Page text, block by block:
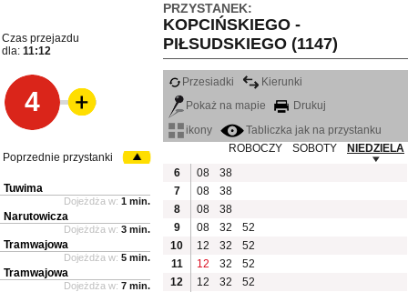
PRZYSTANEK:
KOPCIŃSKIEGO -
PIŁSUDSKIEGO (1147)
Czas przejazdu
dla: 11:12
4
Przesiadki
Kierunki
Pokaż na mapie
Drukuj
ikony
Tabliczka jak na przystanku
ROBOCZY
SOBOTY
NIEDZIELA
6
08
38
7
08
38
8
08
38
9
08 32
52
10
12 32
52
11
12 32
52
12
12 32
52
Poprzednie przystanki
Tuwima
Dojeżdża w: 1 min.
Narutowicza
Dojeżdża w: 3 min.
Tramwajowa
Dojeżdża w: 5 min.
Tramwajowa
Dojeżdża w: 7 min.